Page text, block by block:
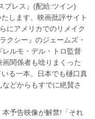
プレス』(配給:ツイン)
します。映画批評サイト
にアメリカでのリメイク
クシー』のジェームズ・
ルモ・デル・トロ監督
関係者も唸りまくった
る一本。日本でも樋口真
どからもすでに絶賛さ
予告映像が解禁!「それ